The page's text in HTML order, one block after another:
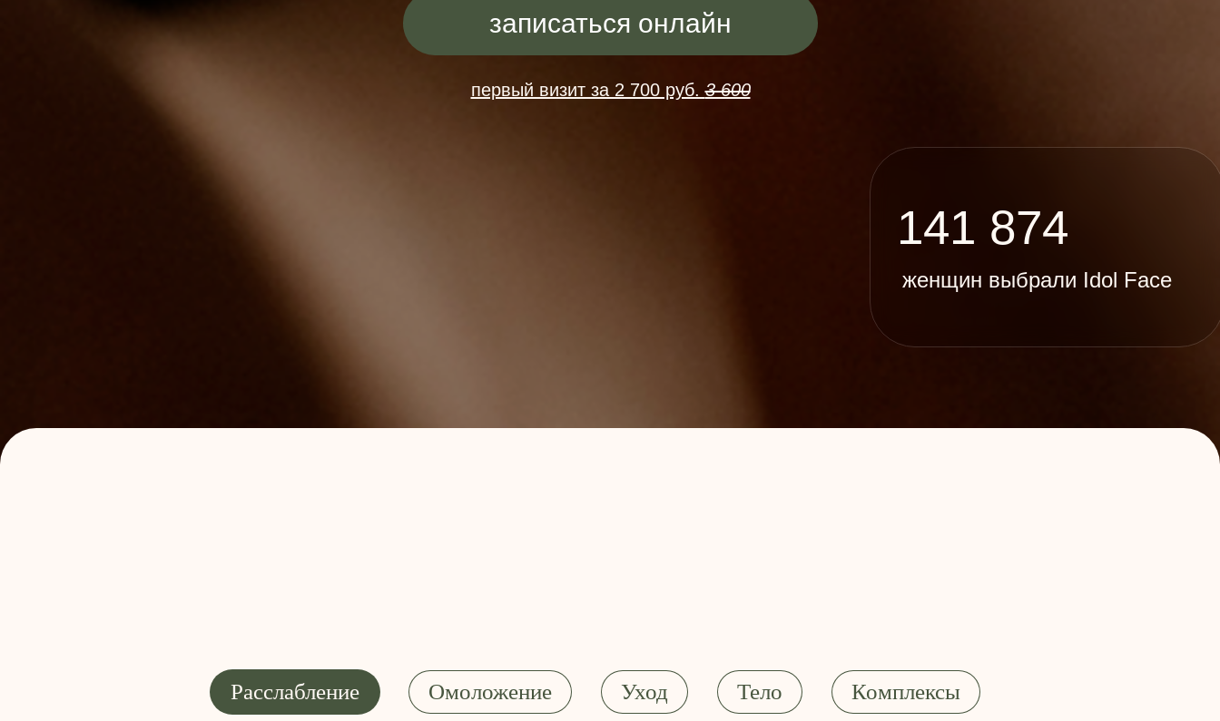
141 874
женщин выбрали Idol Face
первый визит за 2 700 руб.3 600
записаться онлайн
Расслабление Омоложение Уход Тело Комплексы